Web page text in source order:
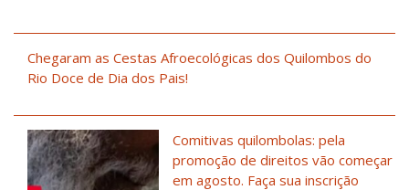
Chegaram as Cestas Afroecológicas dos Quilombos do
Rio Doce de Dia dos Pais!
Comitivas quilombolas: pela
promoção de direitos vão começar
em agosto. Faça sua inscrição